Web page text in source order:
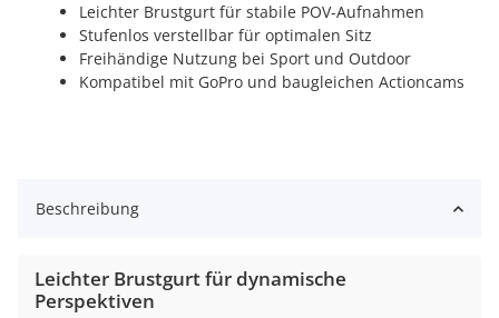
Leichter Brustgurt für stabile POV-Aufnahmen
Stufenlos verstellbar für optimalen Sitz
Freihändige Nutzung bei Sport und Outdoor
Kompatibel mit GoPro und baugleichen Actioncams
Beschreibung
Leichter Brustgurt für dynamische
Perspektiven